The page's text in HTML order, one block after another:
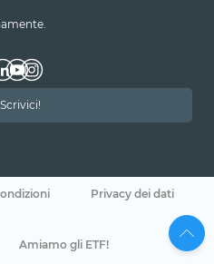
Scrivici!
Privacy dei dati
Amiamo gli ETF!